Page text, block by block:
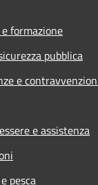
formazione
pubblica
e
e assistenza
pesca